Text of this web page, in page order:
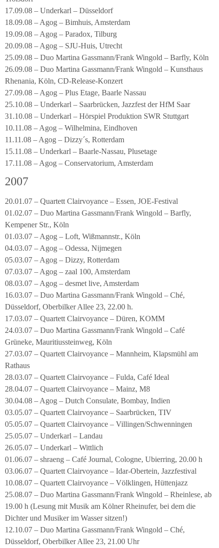
17.09.08 – Underkarl – Düsseldorf
18.09.08 – Agog – Bimhuis, Amsterdam
19.09.08 – Agog – Paradox, Tilburg
20.09.08 – Agog – SJU-Huis, Utrecht
25.09.08 – Duo Martina Gassmann/Frank Wingold – Barfly, Köln
26.09.08 – Duo Martina Gassmann/Frank Wingold – Kunsthaus
Rhenania, Köln, CD-Release-Konzert
27.09.08 – Agog – Plus Etage, Baarle Nassau
25.10.08 – Underkarl – Saarbrücken, Jazzfest der HfM Saar
31.10.08 – Underkarl – Hörspiel Produktion SWR Stuttgart
10.11.08 – Agog – Wilhelmina, Eindhoven
11.11.08 – Agog – Dizzy´s, Rotterdam
15.11.08 – Underkarl – Baarle-Nassau, Plusetage
17.11.08 – Agog – Conservatorium, Amsterdam
2007
20.01.07 – Quartett Clairvoyance – Essen, JOE-Festival
01.02.07 – Duo Martina Gassmann/Frank Wingold – Barfly,
Kempener Str., Köln
01.03.07 – Agog – Loft, Wißmannstr., Köln
04.03.07 – Agog – Odessa, Nijmegen
05.03.07 – Agog – Dizzy, Rotterdam
07.03.07 – Agog – zaal 100, Amsterdam
08.03.07 – Agog – desmet live, Amsterdam
16.03.07 – Duo Martina Gassmann/Frank Wingold – Ché,
Düsseldorf, Oberbilker Allee 23, 22.00 h.
17.03.07 – Quartett Clairvoyance – Düren, KOMM
24.03.07 – Duo Martina Gassmann/Frank Wingold – Café
Grüneke, Mauritiussteinweg, Köln
27.03.07 – Quartett Clairvoyance – Mannheim, Klapsmühl am
Rathaus
28.03.07 – Quartett Clairvoyance – Fulda, Café Ideal
28.04.07 – Quartett Clairvoyance – Mainz, M8
30.04.08 – Agog – Dutch Consulate, Bombay, Indien
03.05.07 – Quartett Clairvoyance – Saarbrücken, TIV
05.05.07 – Quartett Clairvoyance – Villingen/Schwenningen
25.05.07 – Underkarl – Landau
26.05.07 – Underkarl – Wittlich
01.06.07 – shraeng – Café Journal, Cologne, Ubierring, 20.00 h
03.06.07 – Quartett Clairvoyance – Idar-Obertein, Jazzfestival
10.08.07 – Quartett Clairvoyance – Völklingen, Hüttenjazz
25.08.07 – Duo Martina Gassmann/Frank Wingold – Rheinlese, ab
19.00 h (Lesung mit Musik am Kölner Rheinufer, bei dem die
Dichter und Musiker im Wasser sitzen!)
12.10.07 – Duo Martina Gassmann/Frank Wingold – Ché,
Düsseldorf, Oberbilker Allee 23, 21.00 Uhr